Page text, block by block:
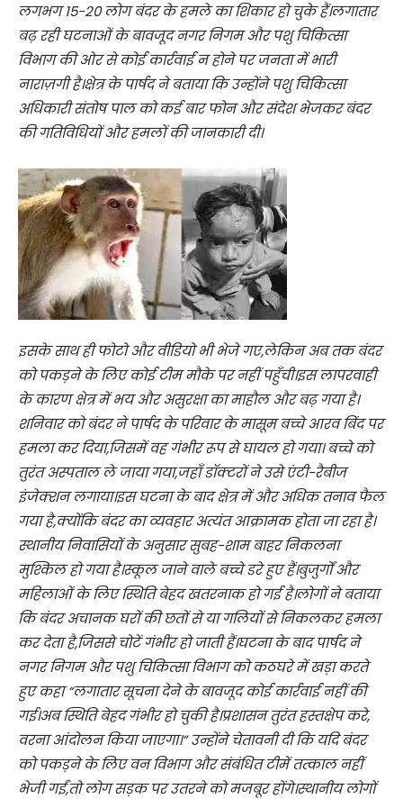
लगभग 15-20 लोग बंदर के हमले का शिकार हो चुके हैं।लगातार
बढ़ रही घटनाओं के बावजूद नगर निगम और पशु चिकित्सा
विभाग की ओर से कोई कार्रवाई न होने पर जनता में भारी
नाराज़गी है।क्षेत्र के पार्षद ने बताया कि उन्होंने पशु चिकित्सा
अधिकारी संतोष पाल को कई बार फोन और संदेश भेजकर बंदर
की गतिविधियों और हमलों की जानकारी दी।
इसके साथ ही फोटो और वीडियो भी भेजे गए,लेकिन अब तक बंदर
को पकड़ने के लिए कोई टीम मौके पर नहीं पहुँची।इस लापरवाही
के कारण क्षेत्र में भय और असुरक्षा का माहौल और बढ़ गया है।
शनिवार को बंदर ने पार्षद के परिवार के मासूम बच्चे आरव बिंद पर
हमला कर दिया,जिसमें वह गंभीर रूप से घायल हो गया। बच्चे को
तुरंत अस्पताल ले जाया गया,जहाँ डॉक्टरों ने उसे एंटी-रैबीज
इंजेक्शन लगाया।इस घटना के बाद क्षेत्र में और अधिक तनाव फैल
गया है,क्योंकि बंदर का व्यवहार अत्यंत आक्रामक होता जा रहा है।
स्थानीय निवासियों के अनुसार सुबह-शाम बाहर निकलना
मुश्किल हो गया है।स्कूल जाने वाले बच्चे डरे हुए हैं।बुजुर्गों और
महिलाओं के लिए स्थिति बेहद खतरनाक हो गई है।लोगों ने बताया
कि बंदर अचानक घरों की छतों से या गलियों से निकलकर हमला
कर देता है,जिससे चोटें गंभीर हो जाती हैं।घटना के बाद पार्षद ने
नगर निगम और पशु चिकित्सा विभाग को कठघरे में खड़ा करते
हुए कहा “लगातार सूचना देने के बावजूद कोई कार्रवाई नहीं की
गई।अब स्थिति बेहद गंभीर हो चुकी है।प्रशासन तुरंत हस्तक्षेप करे,
वरना आंदोलन किया जाएगा।” उन्होंने चेतावनी दी कि यदि बंदर
को पकड़ने के लिए वन विभाग और संबंधित टीमें तत्काल नहीं
भेजी गईं,तो लोग सड़क पर उतरने को मजबूर होंगे।स्थानीय लोगों